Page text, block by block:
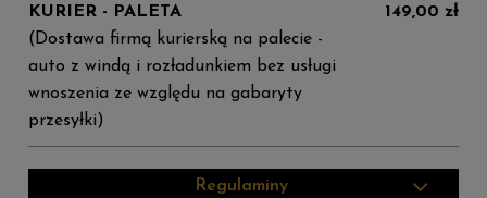
KURIER - PALETA
(Dostawa firmą kurierską na palecie -
auto z windą i rozładunkiem bez usługi
wnoszenia ze względu na gabaryty
przesyłki)
149,00 zł
Regulaminy